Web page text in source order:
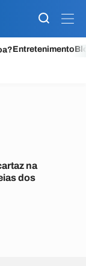
Entretenimento
na
dos